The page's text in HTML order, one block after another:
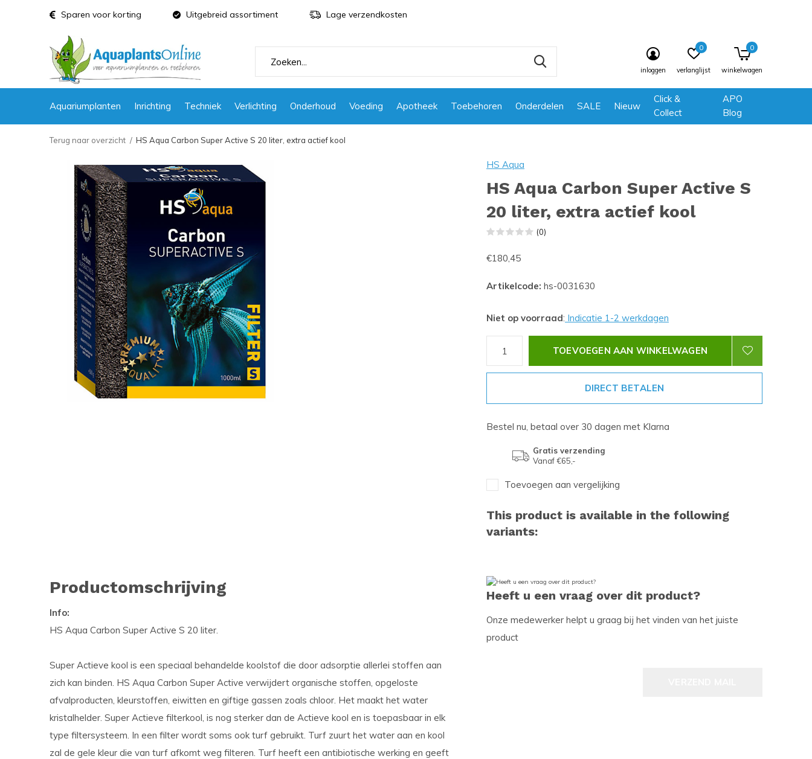
Aquariumplanten Inrichting Techniek Verlichting Onderhoud Voeding Apotheek Toebehoren Onderdelen SALE Nieuw
Click &
Collect
APO
Blog
inloggen verlanglijst
0
winkelwagen
0
Sparen voor korting Uitgebreid assortiment Lage verzendkosten
Terug naar overzicht HS Aqua Carbon Super Active S 20 liter, extra actief kool
HS Aqua
HS Aqua Carbon Super Active S
20 liter, extra actief kool
(0)
€180,45
Artikelcode: hs-0031630
Niet op voorraad: Indicatie 1-2 werkdagen
TOEVOEGEN AAN WINKELWAGEN
DIRECT BETALEN
Bestel nu, betaal over 30 dagen met Klarna
Gratis verzending
Vanaf €65,-
Toevoegen aan vergelijking
This product is available in the following
variants:
Productomschrijving
Info:
HS Aqua Carbon Super Active S 20 liter.
Super Actieve kool is een speciaal behandelde koolstof die door adsorptie allerlei stoffen aan
zich kan binden. HS Aqua Carbon Super Active verwijdert organische stoffen, opgeloste
afvalproducten, kleurstoffen, eiwitten en giftige gassen zoals chloor. Het maakt het water
kristalhelder. Super Actieve filterkool, is nog sterker dan de Actieve kool en is toepasbaar in elk
type filtersysteem. In een filter wordt soms ook turf gebruikt. Turf zuurt het water aan en kool
zal de gele kleur die van turf afkomt weg filteren. Turf heeft een antibiotische werking en geeft
Heeft u een vraag over dit product?
Onze medewerker helpt u graag bij het vinden van het juiste
product